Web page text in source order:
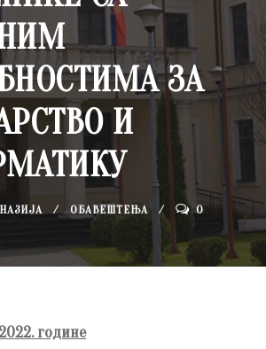
ЗА
И
ОБАВЕШТЕЊА 0
године